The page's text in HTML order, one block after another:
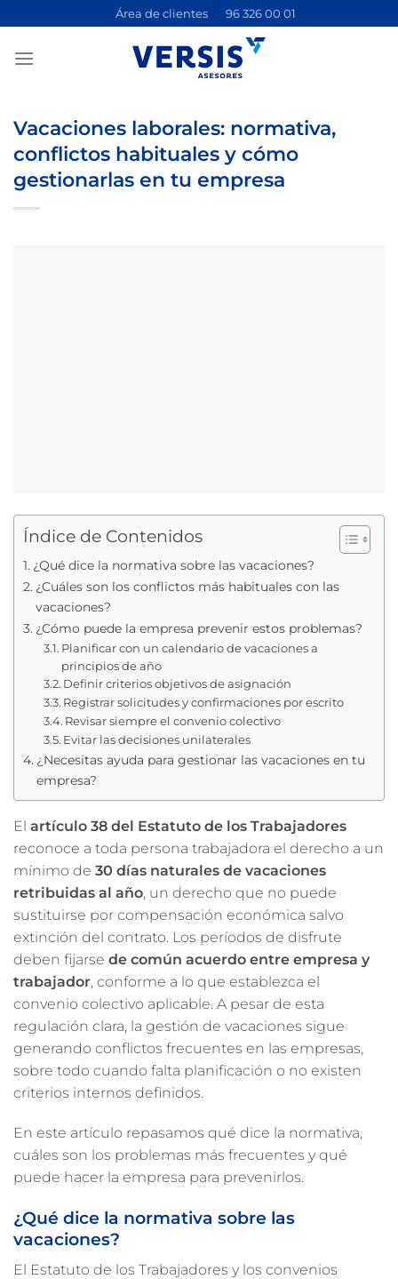
contenido
Área de clientes 96 326 00 01
Vacaciones laborales: normativa,
conflictos habituales y cómo
gestionarlas en tu empresa
Índice de Contenidos
¿Qué dice la normativa sobre las vacaciones?
¿Cuáles son los conflictos más habituales con las
vacaciones?
¿Cómo puede la empresa prevenir estos problemas?
Planificar con un calendario de vacaciones a
principios de año
Definir criterios objetivos de asignación
Registrar solicitudes y confirmaciones por escrito
Revisar siempre el convenio colectivo
Evitar las decisiones unilaterales
¿Necesitas ayuda para gestionar las vacaciones en tu
empresa?
El artículo 38 del Estatuto de los Trabajadores
reconoce a toda persona trabajadora el derecho a un
mínimo de 30 días naturales de vacaciones
retribuidas al año, un derecho que no puede
sustituirse por compensación económica salvo
extinción del contrato. Los períodos de disfrute
deben fijarse de común acuerdo entre empresa y
trabajador, conforme a lo que establezca el
convenio colectivo aplicable. A pesar de esta
regulación clara, la gestión de vacaciones sigue
generando conflictos frecuentes en las empresas,
sobre todo cuando falta planificación o no existen
criterios internos definidos.
En este artículo repasamos qué dice la normativa,
cuáles son los problemas más frecuentes y qué
puede hacer la empresa para prevenirlos.
¿Qué dice la normativa sobre las
vacaciones?
El Estatuto de los Trabajadores y los convenios